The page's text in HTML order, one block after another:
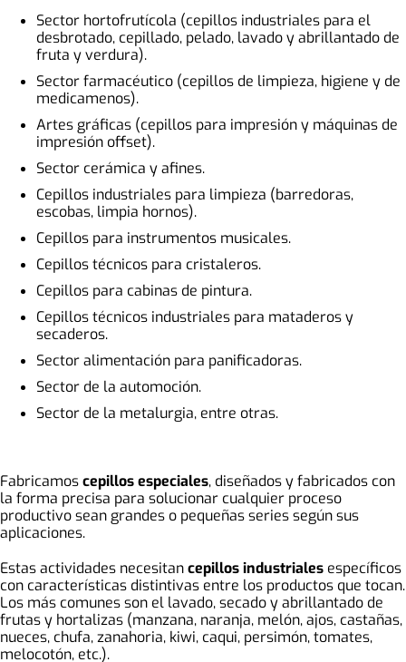
Sector hortofrutícola (cepillos industriales para el
desbrotado, cepillado, pelado, lavado y abrillantado de
fruta y verdura).
Sector farmacéutico (cepillos de limpieza, higiene y de
medicamenos).
Artes gráficas (cepillos para impresión y máquinas de
impresión offset).
Sector cerámica y afines.
Cepillos industriales para limpieza (barredoras,
escobas, limpia hornos).
Cepillos para instrumentos musicales.
Cepillos técnicos para cristaleros.
Cepillos para cabinas de pintura.
Cepillos técnicos industriales para mataderos y
secaderos.
Sector alimentación para panificadoras.
Sector de la automoción.
Sector de la metalurgia, entre otras.
Fabricamoscepillos especiales, diseñados y fabricados con
la forma precisa para solucionar cualquier proceso
productivo sean grandes o pequeñas series según sus
aplicaciones.
Estas actividades necesitancepillos industrialesespecíficos
con características distintivas entre los productos que tocan.
Los más comunes son el lavado, secado y abrillantado de
frutas y hortalizas (manzana, naranja, melón, ajos, castañas,
nueces, chufa, zanahoria, kiwi, caqui, persimón, tomates,
melocotón, etc.).